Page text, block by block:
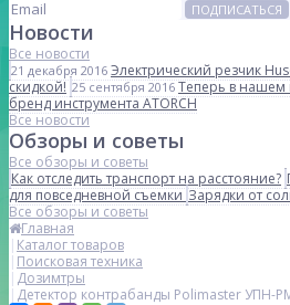
ПОДПИСАТЬСЯ
Новости
Все новости
21 декабря 2016 Электрический резчик
скидкой! 25 сентября 2016 Теперь в нашем
бренд инструмента ATORCH
Все новости
Обзоры и советы
Все обзоры и советы
Как отследить транспорт на расстояние?
для повседневной съемкиЗарядки от
Все обзоры и советы
Главная
Каталог товаров
Поисковая техника
Дозимтры
Детектор контрабанды Polimaster УПН-